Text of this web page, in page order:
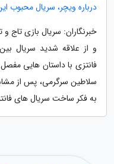
درباره ویچر، سریال محبوب
خبرنگاران: سریال بازی تاج
و از علاقه شدید سریال
فانتزی با داستان هایی
سلاطین سرگرمی، پس از
به فکر ساخت سریال های